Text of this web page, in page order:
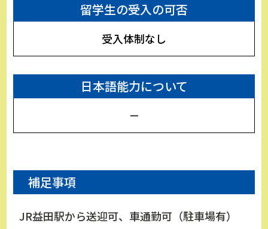
留学生の受入の可否
受入体制なし
日本語能力について
－
補足事項
JR益田駅から送迎可、車通勤可（駐車場有）